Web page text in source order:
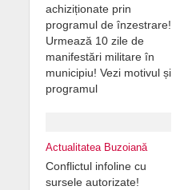
achiziționate prin
programul de înzestrare!
Urmează 10 zile de
manifestări militare în
municipiu! Vezi motivul și
programul
Actualitatea Buzoiană
Conflictul infoline cu
sursele autorizate!